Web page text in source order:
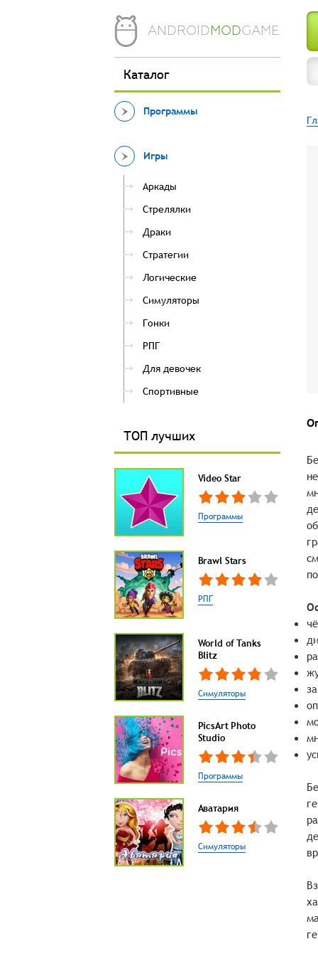
ANDROIDMODGAME
Каталог
Программы
Игры
Аркады
Стрелялки
Драки
Стратегии
Логические
Симуляторы
Гонки
РПГ
Для девочек
Спортивные
ТОП лучших
Video Star
Программы
Brawl Stars
РПГ
World of Tanks
Blitz
Симуляторы
PicsArt Photo
Studio
Программы
Аватария
Симуляторы